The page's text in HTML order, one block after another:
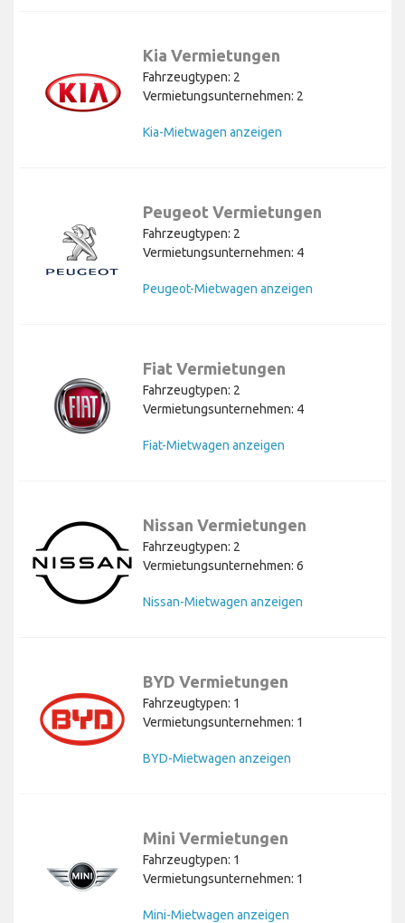
Kia Vermietungen
Fahrzeugtypen: 2
Vermietungsunternehmen: 2
Kia-Mietwagen anzeigen
Peugeot Vermietungen
Fahrzeugtypen: 2
Vermietungsunternehmen: 4
Peugeot-Mietwagen anzeigen
Fiat Vermietungen
Fahrzeugtypen: 2
Vermietungsunternehmen: 4
Fiat-Mietwagen anzeigen
Nissan Vermietungen
Fahrzeugtypen: 2
Vermietungsunternehmen: 6
Nissan-Mietwagen anzeigen
BYD Vermietungen
Fahrzeugtypen: 1
Vermietungsunternehmen: 1
BYD-Mietwagen anzeigen
Mini Vermietungen
Fahrzeugtypen: 1
Vermietungsunternehmen: 1
Mini-Mietwagen anzeigen